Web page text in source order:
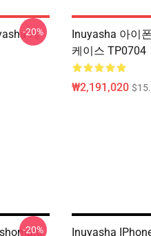
케
-20%
Inuyasha 아이
케이스 TP0704
₩2,191,020
-20%
Inuyasha